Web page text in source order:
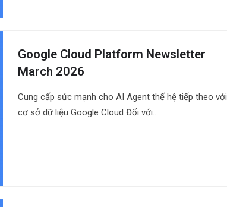
Google Cloud Platform Newsletter
March 2026
Cung cấp sức mạnh cho AI Agent thế hệ tiếp theo với
cơ sở dữ liệu Google Cloud Đối với…